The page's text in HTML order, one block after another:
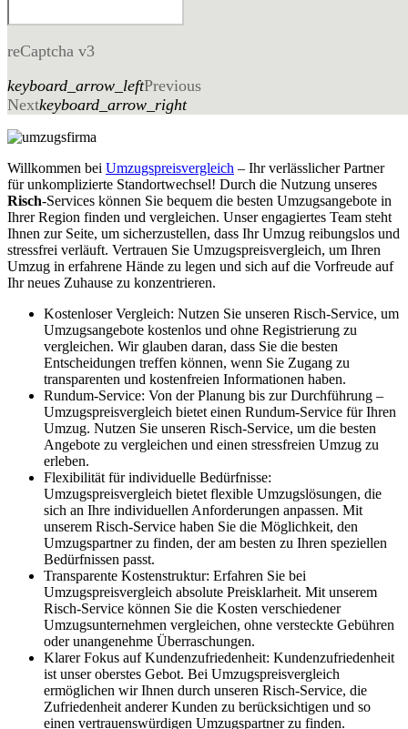
reCaptcha v3
keyboard_arrow_leftPrevious
Nextkeyboard_arrow_right
Willkommen bei Umzugspreisvergleich – Ihr verlässlicher Partner
für unkomplizierte Standortwechsel! Durch die Nutzung unseres
Risch-Services können Sie bequem die besten Umzugsangebote in
Ihrer Region finden und vergleichen. Unser engagiertes Team steht
Ihnen zur Seite, um sicherzustellen, dass Ihr Umzug reibungslos und
stressfrei verläuft. Vertrauen Sie Umzugspreisvergleich, um Ihren
Umzug in erfahrene Hände zu legen und sich auf die Vorfreude auf
Ihr neues Zuhause zu konzentrieren.
Kostenloser Vergleich: Nutzen Sie unseren Risch-Service, um
Umzugsangebote kostenlos und ohne Registrierung zu
vergleichen. Wir glauben daran, dass Sie die besten
Entscheidungen treffen können, wenn Sie Zugang zu
transparenten und kostenfreien Informationen haben.
Rundum-Service: Von der Planung bis zur Durchführung –
Umzugspreisvergleich bietet einen Rundum-Service für Ihren
Umzug. Nutzen Sie unseren Risch-Service, um die besten
Angebote zu vergleichen und einen stressfreien Umzug zu
erleben.
Flexibilität für individuelle Bedürfnisse:
Umzugspreisvergleich bietet flexible Umzugslösungen, die
sich an Ihre individuellen Anforderungen anpassen. Mit
unserem Risch-Service haben Sie die Möglichkeit, den
Umzugspartner zu finden, der am besten zu Ihren speziellen
Bedürfnissen passt.
Transparente Kostenstruktur: Erfahren Sie bei
Umzugspreisvergleich absolute Preisklarheit. Mit unserem
Risch-Service können Sie die Kosten verschiedener
Umzugsunternehmen vergleichen, ohne versteckte Gebühren
oder unangenehme Überraschungen.
Klarer Fokus auf Kundenzufriedenheit: Kundenzufriedenheit
ist unser oberstes Gebot. Bei Umzugspreisvergleich
ermöglichen wir Ihnen durch unseren Risch-Service, die
Zufriedenheit anderer Kunden zu berücksichtigen und so
einen vertrauenswürdigen Umzugspartner zu finden.